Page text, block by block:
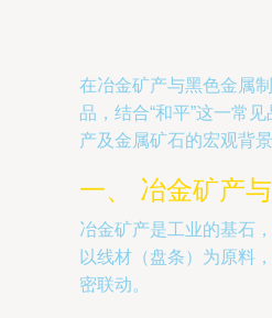
在冶金矿产与黑色金属
品，结合“和平”这一常
产及金属矿石的宏观背
一、 冶金矿产
冶金矿产是工业的基石
以线材（盘条）为原料
密联动。